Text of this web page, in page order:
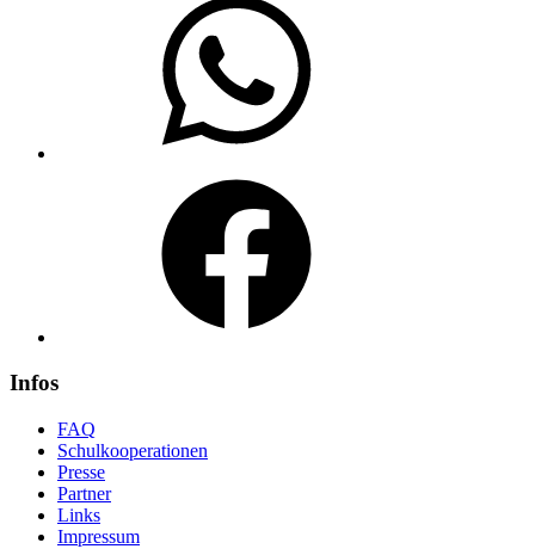
Infos
FAQ
Schulkooperationen
Presse
Partner
Links
Impressum